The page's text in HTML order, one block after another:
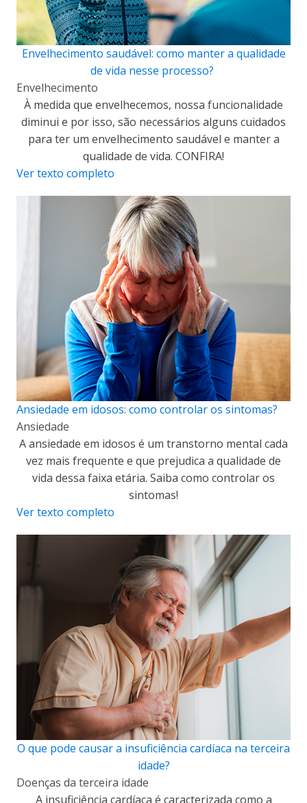
Envelhecimento saudável: como manter a qualidade
de vida nesse processo?
Envelhecimento
À medida que envelhecemos, nossa funcionalidade
diminui e por isso, são necessários alguns cuidados
para ter um envelhecimento saudável e manter a
qualidade de vida. CONFIRA!
Ver texto completo
Ansiedade em idosos: como controlar os sintomas?
Ansiedade
A ansiedade em idosos é um transtorno mental cada
vez mais frequente e que prejudica a qualidade de
vida dessa faixa etária. Saiba como controlar os
sintomas!
Ver texto completo
O que pode causar a insuficiência cardíaca na terceira
idade?
Doenças da terceira idade
A insuficiência cardíaca é caracterizada como a